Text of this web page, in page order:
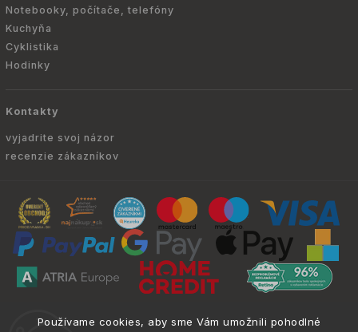
Používame cookies, aby sme Vám umožnili pohodlné
Notebooky, počítače, telefóny
Kuchyňa
Cyklistika
Hodinky
Kontakty
vyjadrite svoj názor
recenzie zákazníkov